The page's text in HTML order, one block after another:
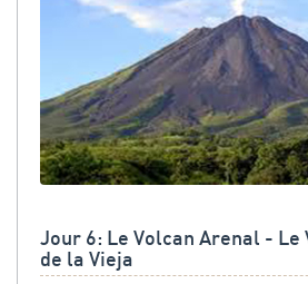
Jour 6: Le Volcan Arenal - Le
de la Vieja